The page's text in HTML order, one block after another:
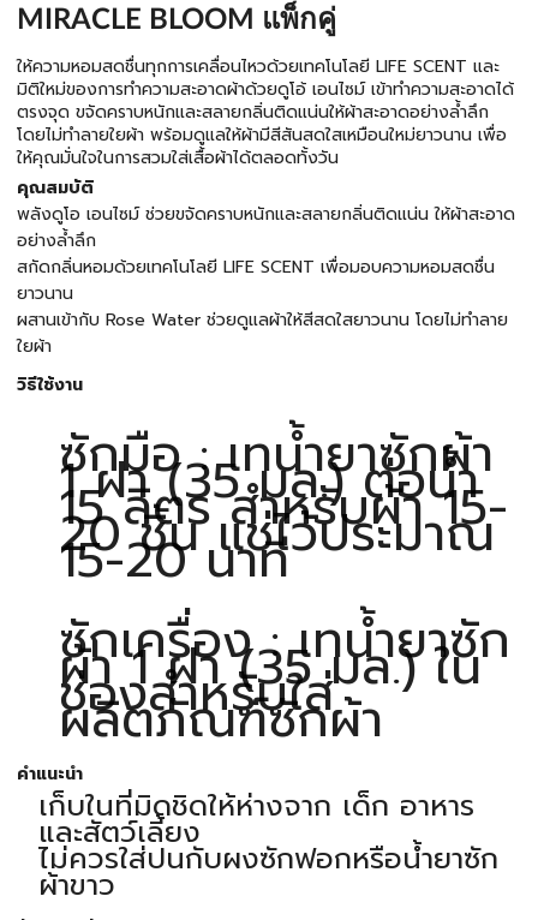
MIRACLE BLOOM แพ็กคู่
ให้ความหอมสดชื่นทุกการเคลื่อนไหวด้วยเทคโนโลยี LIFE SCENT และ
มิติใหม่ของการทำความสะอาดผ้าด้วยดูโอ้ เอนไซม์ เข้าทำความสะอาดได้
ตรงจุด ขจัดคราบหนักและสลายกลิ่นติดแน่นให้ผ้าสะอาดอย่างล้ำลึก
โดยไม่ทำลายใยผ้า พร้อมดูแลให้ผ้ามีสีสันสดใสเหมือนใหม่ยาวนาน เพื่อ
ให้คุณมั่นใจในการสวมใส่เสื้อผ้าได้ตลอดทั้งวัน
คุณสมบัติ
พลังดูโอ เอนไซม์ ช่วยขจัดคราบหนักและสลายกลิ่นติดแน่น ให้ผ้าสะอาด
อย่างล้ำลึก
สกัดกลิ่นหอมด้วยเทคโนโลยี LIFE SCENT เพื่อมอบความหอมสดชื่น
ยาวนาน
ผสานเข้ากับ Rose Water ช่วยดูแลผ้าให้สีสดใสยาวนาน โดยไม่ทำลาย
ใยผ้า
วิธีใช้งาน
ซักมือ : เทน้ำยาซักผ้า
1 ฝา (35 มล.) ต่อน้ำ
15 ลิตร สำหรับผ้า 15-
20 ชิ้น แช่ไว้ประมาณ
15-20 นาที
ซักเครื่อง : เทน้ำยาซัก
ผ้า 1 ฝา (35 มล.) ใน
ช่องสำหรับใส่
ผลิตภัณฑ์ซักผ้า
คำแนะนำ
เก็บในที่มิดชิดให้ห่างจาก เด็ก อาหาร
และสัตว์เลี้ยง
ไม่ควรใส่ปนกับผงซักฟอกหรือน้ำยาซัก
ผ้าขาว